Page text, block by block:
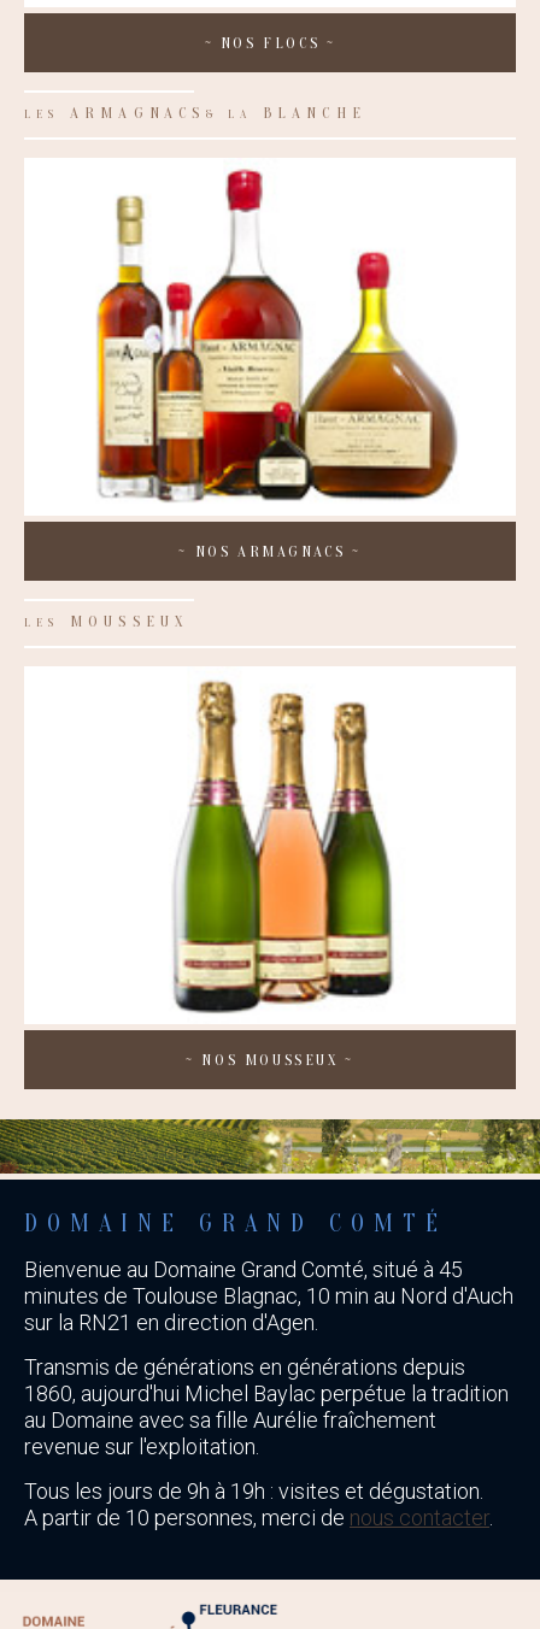
~ NOS FLOCS ~
LES ARMAGNACS & LA BLANCHE
~ NOS ARMAGNACS ~
LES MOUSSEUX
~ NOS MOUSSEUX~
DOMAINE GRAND COMTÉ
Bienvenue au Domaine Grand Comté, situé à 45
minutes de Toulouse Blagnac, 10 min au Nord d'Auch
sur la RN21 en direction d'Agen.
Transmis de générations en générations depuis
1860, aujourd'hui Michel Baylac perpétue la tradition
au Domaine avec sa fille Aurélie fraîchement
revenue sur l'exploitation.
Tous les jours de 9h à 19h : visites et dégustation.
A partir de 10 personnes, merci de nous contacter